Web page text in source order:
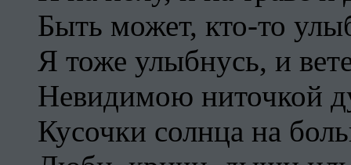
Быть может, кто-то
Я тоже улыбнусь, и
Невидимою ниточкой
Кусочки солнца на